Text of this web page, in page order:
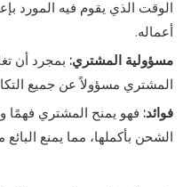
الوقت الذي يقوم فيه المورد
أعماله.
مسؤولية المشتري: بمجرد أن
المشتري مسؤولاً عن جميع
فوائد: فهو يمنح المشتري فهمًا
الشحن بأكملها، مما يمنع